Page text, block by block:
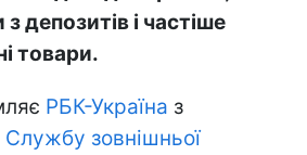
депозитів і частіше
товари.
РБК-Україна з
Службу зовнішньої